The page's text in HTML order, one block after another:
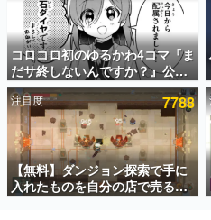
ゲームの企画書
名作ゲームクリエイタ
聞きし、ヒットする
きます。
赫本
この物語を解いては
の形をした短編ホラー
新世代に訊く
これからのデジタル
の姿を追い、彼らの
コロコロ初のゆるかわ4コマ『ま
だサ終しないんですか？』公開
スタート。主人公は新入社員の
侘石ダイヤ、ゲーム会社を舞台
にトラブルへ対応する社員たち
を描く
注目度 7788
【無料】ダンジョン探索で手に
入れたものを自分の店で売るゲ
ーム『Moonlighter』がSteam